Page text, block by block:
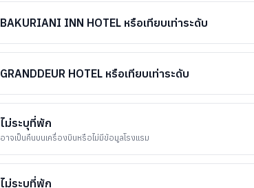
BAKURIANI INN HOTEL หรือเทียบเท่าระดับ
GRANDDEUR HOTEL หรือเทียบเท่าระดับ
ไม่ระบุที่พัก
อาจเป็นคืนบนเครื่องบินหรือไม่มีข้อมูลโรงแรม
ไม่ระบุที่พัก